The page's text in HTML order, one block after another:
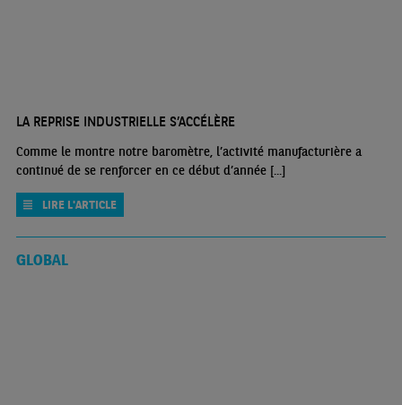
LA REPRISE INDUSTRIELLE S’ACCÉLÈRE
Comme le montre notre baromètre, l’activité manufacturière a
continué de se renforcer en ce début d’année [...]
LIRE L'ARTICLE
GLOBAL